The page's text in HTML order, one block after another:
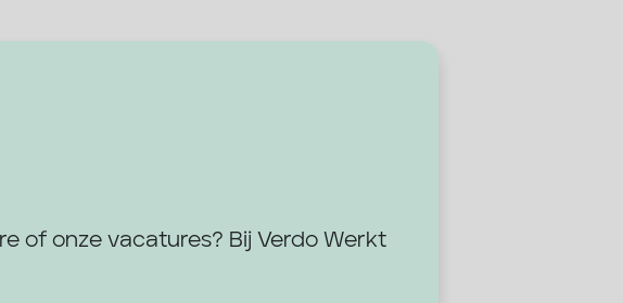
of onze vacatures? Bij Verdo Werkt